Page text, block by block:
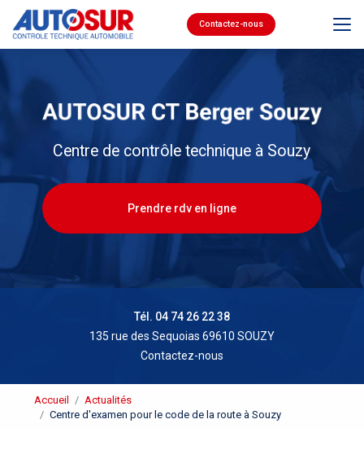
contenu
Contactez-nous
Centre de contrôle technique à Souzy
Prendre rdv en ligne
Tél. 04 74 26 22 38
135 rue des Sequoias 69610 SOUZY
Contactez-nous
Accueil
Actualités
Centre d'examen pour le code de la route à Souzy